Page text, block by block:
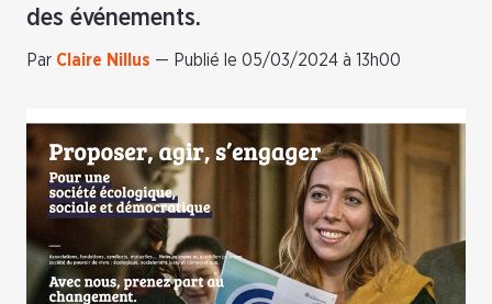
des événements.
Par Claire Nillus — Publié le 05/03/2024 à 13h00